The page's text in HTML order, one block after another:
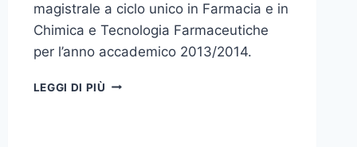
magistrale a ciclo unico in Farmacia e in
Chimica e Tecnologia Farmaceutiche
per l’anno accademico 2013/2014.
LEGGI DI PIÙ SI